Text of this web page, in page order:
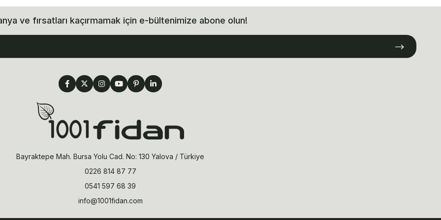
ve fırsatları kaçırmamak için e-bültenimize abone olun!
Bayraktepe Mah. Bursa Yolu Cad. No: 130 Yalova / Türkiye
0226 814 87 77
0541 597 68 39
info@1001fidan.com